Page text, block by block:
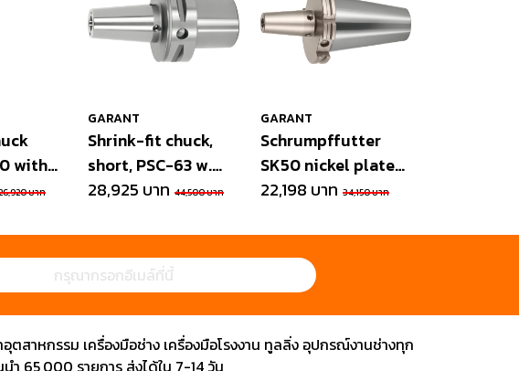
with
บาท
GARANT
Shrink-fit chuck,
short, PSC-63 w.
s/n
28,925 บาท 44,500 บาท
GARANT
Schrumpffutter
SK50 nickel plated
4 s/n
22,198 บาท 34,150 บาท
ตสาหกรรม เครื่องมือช่าง เครื่องมือโรงงาน ทูลลิ่ง อุปกรณ์งานช่างทุก
65,000 รายการ ส่งได้ใน 7-14 วัน